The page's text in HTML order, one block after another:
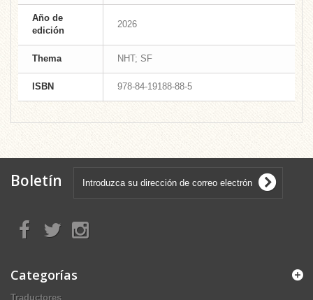
Año de
edición
2026
Thema NHT; SF
ISBN 978-84-19188-88-5
Boletín
Categorías
Traductores